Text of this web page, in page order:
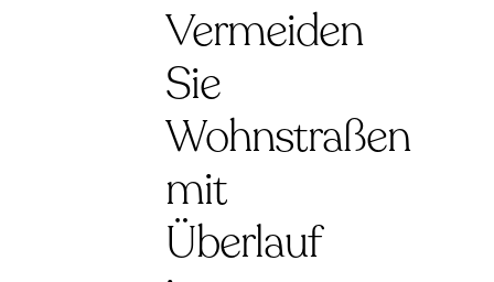
Vermeiden
Sie
Wohnstraßen
mit
Überlauf